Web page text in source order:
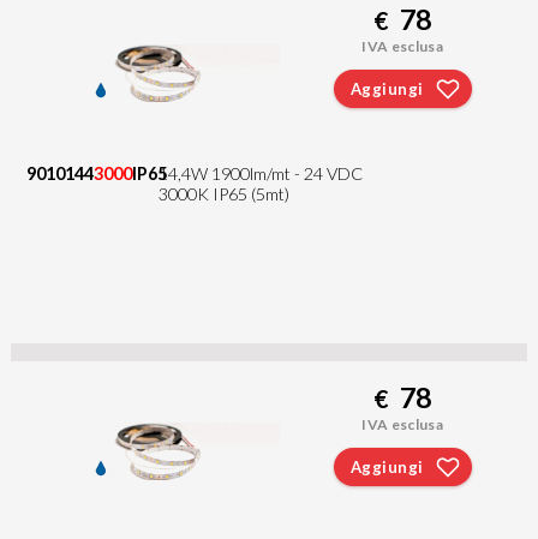
90101443000IP6514,4W 1900lm/mt - 24 VDC
3000K IP65 (5mt)
€ 78
IVA esclusa
Aggiungi
€ 78
IVA esclusa
Aggiungi